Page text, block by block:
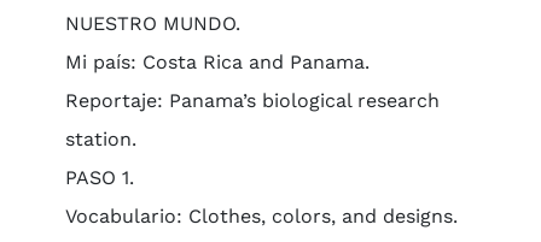
NUESTRO MUNDO.
Mi país: Costa Rica and Panama.
Reportaje: Panama’s biological research
station.
PASO 1.
Vocabulario: Clothes, colors, and designs.